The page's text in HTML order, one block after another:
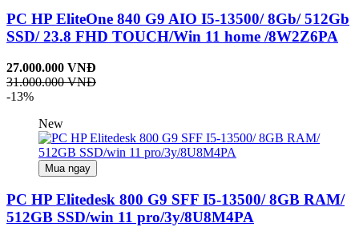
PC HP EliteOne 840 G9 AIO I5-13500/ 8Gb/ 512Gb
SSD/ 23.8 FHD TOUCH/Win 11 home /8W2Z6PA
27.000.000 VNĐ
31.000.000 VNĐ
-13%
New
Mua ngay
PC HP Elitedesk 800 G9 SFF I5-13500/ 8GB RAM/
512GB SSD/win 11 pro/3y/8U8M4PA